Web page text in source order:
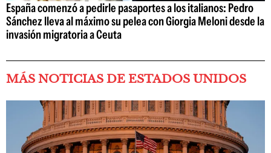
España comenzó a pedirle pasaportes a los italianos: Pedro
Sánchez lleva al máximo su pelea con Giorgia Meloni desde la
invasión migratoria a Ceuta
MÁS NOTICIAS DE ESTADOS UNIDOS